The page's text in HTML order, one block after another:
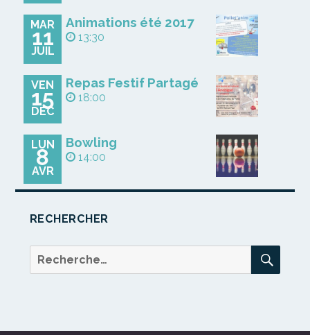
MAR
11
JUIL
Animations été 2017
13:30
VEN
15
DÉC
Repas Festif Partagé
18:00
LUN
8
AVR
Bowling
14:00
RECHERCHER
Recherche